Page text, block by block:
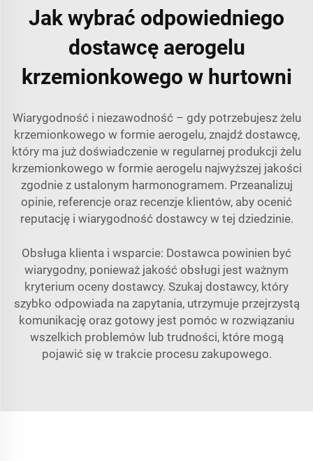
Jak wybrać odpowiedniego
dostawcę aerogelu
krzemionkowego w hurtowni
Wiarygodność i niezawodność – gdy potrzebujesz żelu
krzemionkowego w formie aerogelu, znajdź dostawcę,
który ma już doświadczenie w regularnej produkcji żelu
krzemionkowego w formie aerogelu najwyższej jakości
zgodnie z ustalonym harmonogramem. Przeanalizuj
opinie, referencje oraz recenzje klientów, aby ocenić
reputację i wiarygodność dostawcy w tej dziedzinie.
Obsługa klienta i wsparcie: Dostawca powinien być
wiarygodny, ponieważ jakość obsługi jest ważnym
kryterium oceny dostawcy. Szukaj dostawcy, który
szybko odpowiada na zapytania, utrzymuje przejrzystą
komunikację oraz gotowy jest pomóc w rozwiązaniu
wszelkich problemów lub trudności, które mogą
pojawić się w trakcie procesu zakupowego.